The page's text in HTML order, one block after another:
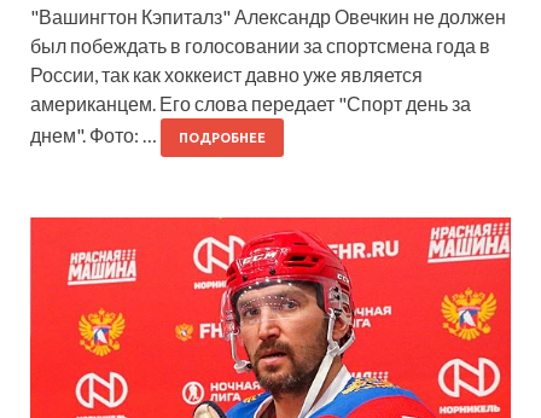
"Вашингтон Кэпиталз" Александр Овечкин не должен
был побеждать в голосовании за спортсмена года в
России, так как хоккеист давно уже является
американцем. Его слова передает "Спорт день за
днем". Фото: …
ПОДРОБНЕЕ